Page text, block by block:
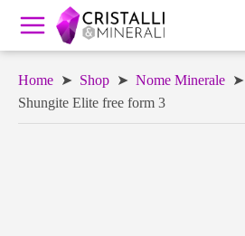
Home ➤ Shop ➤ Nome Minerale ➤
Shungite Elite free form 3